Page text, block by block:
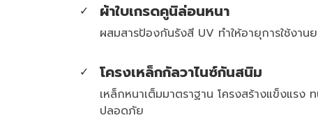
✓
ผ้าใบเกรดคูนิล่อนหนา
ผสมสารป้องกันรังสี UV ทำให้อายุการใช้งาน
✓ โครงเหล็กกัลวาไนซ์กันสนิม
เหล็กหนาเต็มมาตราฐาน โครงสร้างแข็งแรง
ปลอดภัย